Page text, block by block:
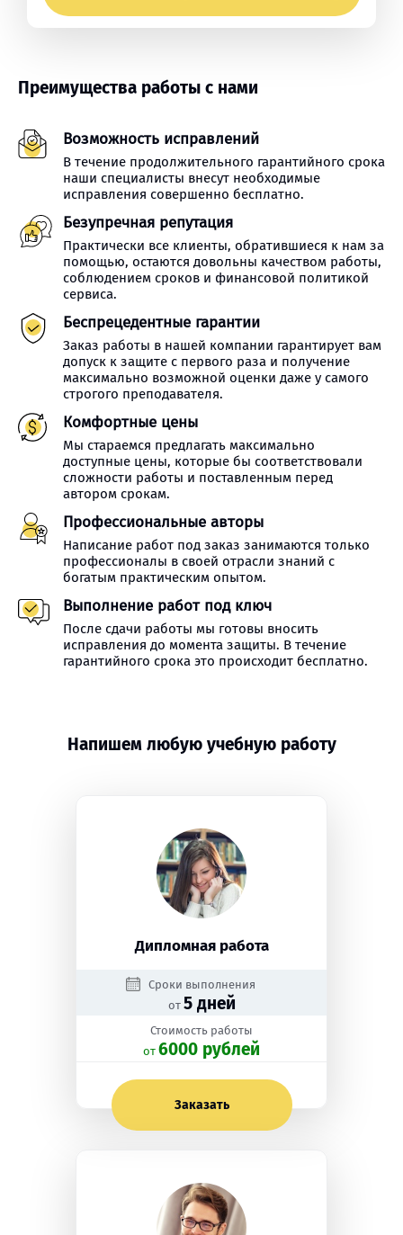
Преимущества работы с нами
Возможность исправлений
В течение продолжительного гарантийного срока
наши специалисты внесут необходимые
исправления совершенно бесплатно.
Безупречная репутация
Практически все клиенты, обратившиеся к нам за
помощью, остаются довольны качеством работы,
соблюдением сроков и финансовой политикой
сервиса.
Беспрецедентные гарантии
Заказ работы в нашей компании гарантирует вам
допуск к защите с первого раза и получение
максимально возможной оценки даже у самого
строгого преподавателя.
Комфортные цены
Мы стараемся предлагать максимально
доступные цены, которые бы соответствовали
сложности работы и поставленным перед
автором срокам.
Профессиональные авторы
Написание работ под заказ занимаются только
профессионалы в своей отрасли знаний с
богатым практическим опытом.
Выполнение работ под ключ
После сдачи работы мы готовы вносить
исправления до момента защиты. В течение
гарантийного срока это происходит бесплатно.
Напишем любую учебную работу
Дипломная работа
Сроки выполнения
от 5 дней
Стоимость работы
oт 6000 рублей
Заказать